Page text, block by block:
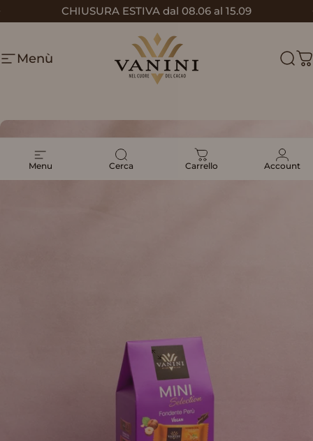
Vai direttamente ai contenuti
Pasqua: vincitore contattato!
Metti in pausa presentazione
Menù Vanini
Menu Cerca Carrello Account